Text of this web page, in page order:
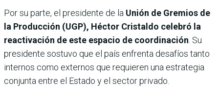
Por su parte, el presidente de la Unión de Gremios de
la Producción (UGP), Héctor Cristaldo celebró la
reactivación de este espacio de coordinación. Su
presidente sostuvo que el país enfrenta desafíos tanto
internos como externos que requieren una estrategia
conjunta entre el Estado y el sector privado.